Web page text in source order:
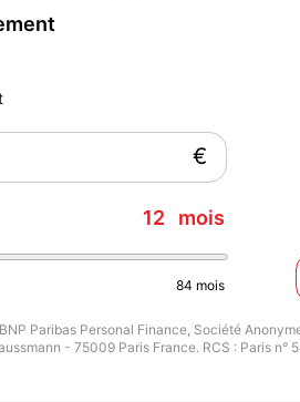
€
12 mois
84 mois
Paribas Personal Finance, Société
- 75009 Paris France. RCS : Paris n°